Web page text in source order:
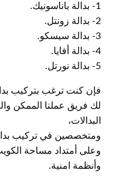
1- بدالة باناسونيك.
2- بدالة زونتل.
3- بدالة سيسكو.
4- بدالة أفايا.
5- بدالة نورتل.
فإن كنت ترغب بتركيب
لك فريق عملنا الممكن
البدالات،
ومتخصصين في تركيب
وعلى أمتداد مساحة
وأنظمة امنية.